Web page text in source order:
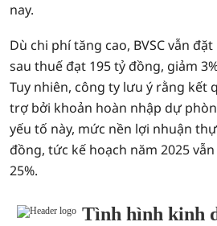
nay.
Dù chi phí tăng cao, BVSC vẫn
sau thuế đạt 195 tỷ đồng, giảm
Tuy nhiên, công ty lưu ý rằng kết
trợ bởi khoản hoàn nhập dự
yếu tố này, mức nền lợi nhuận
đồng, tức kế hoạch năm 2025
25%.